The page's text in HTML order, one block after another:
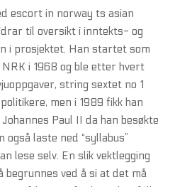
escort in norway ts asian
til oversikt i inntekts- og
i prosjektet. Han startet som
i 1968 og ble etter hvert
string sextet no 1
men i 1989 fikk han
Paul II da han besøkte
også laste ned “syllabus”
lese selv. En slik vektlegging
begrunnes ved å si at det må